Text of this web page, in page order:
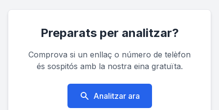
Preparats per analitzar?
Comprova si un enllaç o número de telèfon
és sospitós amb la nostra eina gratuïta.
Analitzar ara